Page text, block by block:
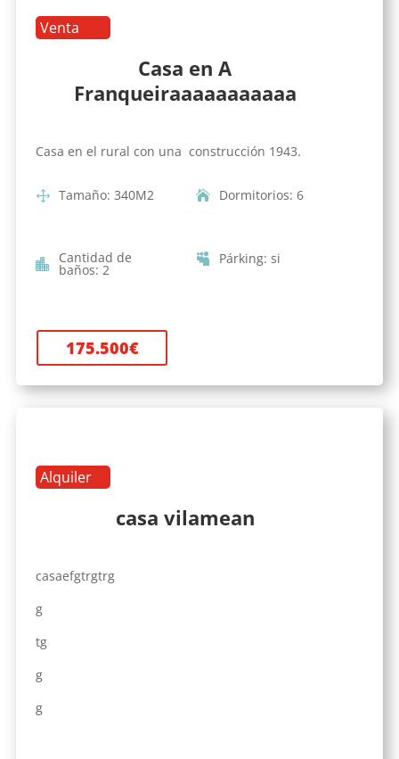
Venta
Casa en A
Franqueiraaaaaaaaaaa
Casa en el rural con una construcción 1943.
Tamaño: 340M2 Dormitorios: 6
Cantidad de
baños: 2
Párking: si
175.500€
Alquiler
casa vilamean
casaefgtrgtrg
g
tg
g
g